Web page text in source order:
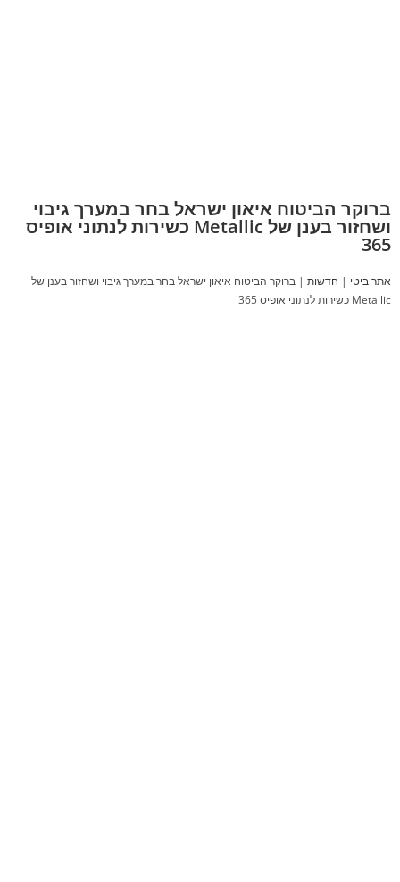
ברוקר הביטוח איאון ישראל בחר במערך גיבוי
ושחזור בענן של Metallic כשירות לנתוני אופיס
365
אתר ביטי | חדשות | ברוקר הביטוח איאון ישראל בחר במערך גיבוי ושחזור בענן של
Metallic כשירות לנתוני אופיס 365